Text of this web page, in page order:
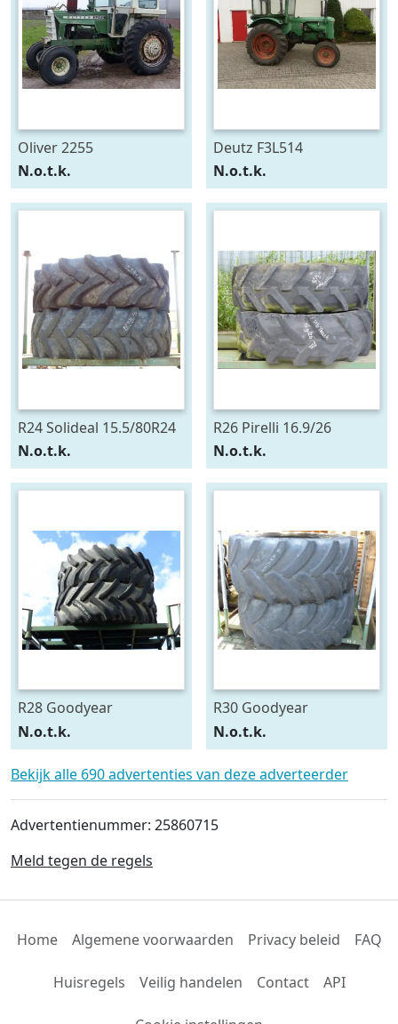
Oliver 2255
N.o.t.k.
Deutz F3L514
N.o.t.k.
R24 Solideal 15.5/80R24
N.o.t.k.
R26 Pirelli 16.9/26
N.o.t.k.
R28 Goodyear
540/75R28
N.o.t.k.
R30 Goodyear
600/70R30
N.o.t.k.
Bekijk alle 690 advertenties van deze adverteerder
Advertentienummer: 25860715
Meld tegen de regels
Home Algemene voorwaarden Privacy beleid FAQ
Huisregels Veilig handelen Contact API